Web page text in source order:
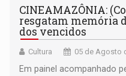
CINEAMAZÔNIA:
resgatam memória
dos vencidos
Cultura 05 de Agosto
Em painel acompanhado